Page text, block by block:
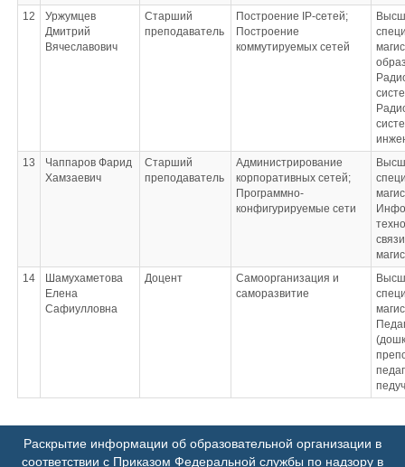
12
Уржумцев
Дмитрий
Вячеславович
Старший
преподаватель
Построение IP-сетей;
Построение
коммутируемых сетей
13
Чаппаров Фарид
Хамзаевич
Старший
преподаватель
Администрирование
корпоративных сетей;
Программно-
конфигурируемые сети
14
Шамухаметова
Елена
Сафиулловна
Доцент
Самоорганизация и
саморазвитие
Раскрытие информации об образовательной организации в
соответствии с Приказом Федеральной службы по надзору в